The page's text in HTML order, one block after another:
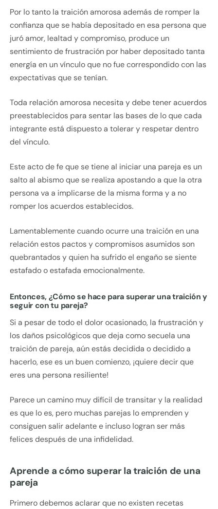
Por lo tanto la traición amorosa además de romper la
confianza que se había depositado en esa persona que
juró amor, lealtad y compromiso, produce un
sentimiento de frustración por haber depositado tanta
energía en un vínculo que no fue correspondido con las
expectativas que se tenían.
Toda relación amorosa necesita y debe tener acuerdos
preestablecidos para sentar las bases de lo que cada
integrante está dispuesto a tolerar y respetar dentro
del vínculo.
Este acto de fe que se tiene al iniciar una pareja es un
salto al abismo que se realiza apostando a que la otra
persona va a implicarse de la misma forma y a no
romper los acuerdos establecidos.
Lamentablemente cuando ocurre una traición en una
relación estos pactos y compromisos asumidos son
quebrantados y quien ha sufrido el engaño se siente
estafado o estafada emocionalmente.
Entonces, ¿Cómo se hace para superar una traición y
seguir con tu pareja?
Si a pesar de todo el dolor ocasionado, la frustración y
los daños psicológicos que deja como secuela una
traición de pareja, aún estás decidida o decidido a
hacerlo, ese es un buen comienzo, ¡quiere decir que
eres una persona resiliente!
Parece un camino muy difícil de transitar y la realidad
es que lo es, pero muchas parejas lo emprenden y
consiguen salir adelante e incluso logran ser más
felices después de una infidelidad.
Aprende a cómo superar la traición de una
pareja
Primero debemos aclarar que no existen recetas